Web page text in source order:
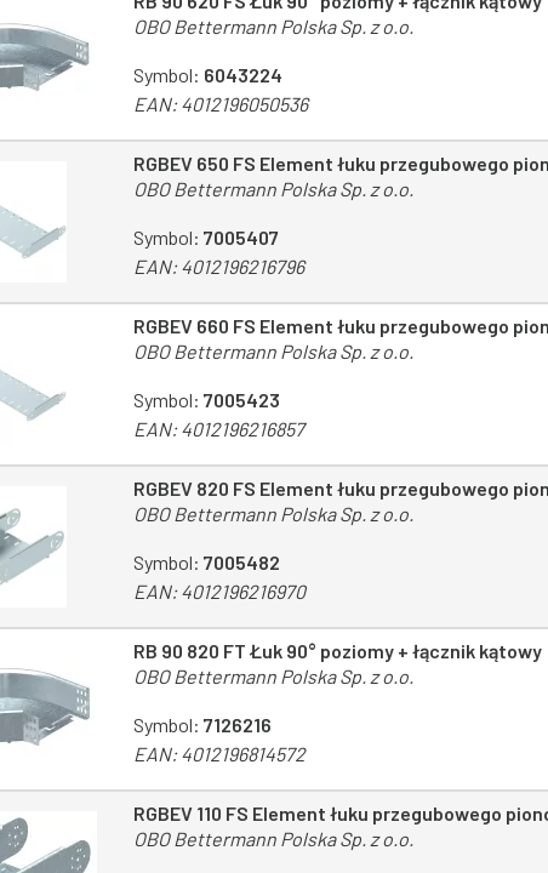
OBO Bettermann Polska Sp. z o.o.
Symbol: 6043224
EAN:4012196050536
RGBEV 650 FS Element łuku przegubowego
OBO Bettermann Polska Sp. z o.o.
Symbol: 7005407
EAN:4012196216796
RGBEV 660 FS Element łuku przegubowego
OBO Bettermann Polska Sp. z o.o.
Symbol: 7005423
EAN:4012196216857
RGBEV 820 FS Element łuku przegubowego
OBO Bettermann Polska Sp. z o.o.
Symbol: 7005482
EAN:4012196216970
RB 90 820 FT Łuk 90° poziomy + łącznik kątowy
OBO Bettermann Polska Sp. z o.o.
Symbol: 7126216
EAN:4012196814572
RGBEV 110 FS Element łuku przegubowego
OBO Bettermann Polska Sp. z o.o.